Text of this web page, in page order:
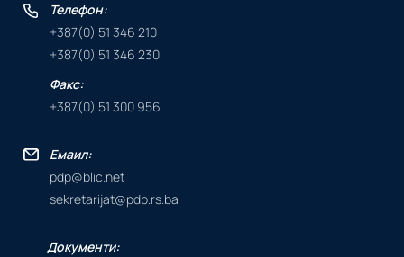
Телефон:
+387(0) 51 346 210
+387(0) 51 346 230
Факс:
+387(0) 51 300 956
Емаил:
pdp@blic.net
sekretarijat@pdp.rs.ba
Документи: